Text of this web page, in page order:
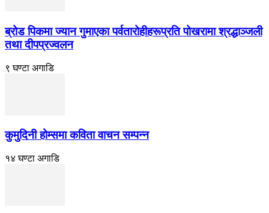
ब्रोड पिकमा ज्यान गुमाएका पर्वतारोहीहरूप्रति पोखरामा श्रद्धाञ्जली
तथा दीपप्रज्वलन
९ घण्टा अगाडि
कुमुदिनी होम्समा कविता वाचन सम्पन्न
१४ घण्टा अगाडि